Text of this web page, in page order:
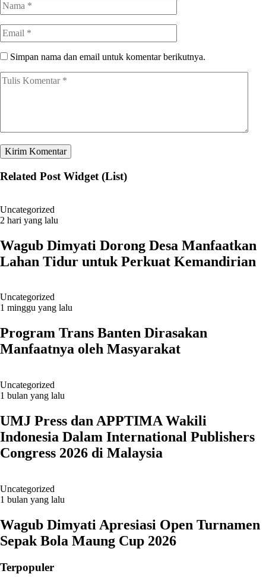
Simpan nama dan email untuk komentar berikutnya.
Related Post Widget (List)
Uncategorized
2 hari yang lalu
Wagub Dimyati Dorong Desa Manfaatkan
Lahan Tidur untuk Perkuat Kemandirian
Uncategorized
1 minggu yang lalu
Program Trans Banten Dirasakan
Manfaatnya oleh Masyarakat
Uncategorized
1 bulan yang lalu
UMJ Press dan APPTIMA Wakili
Indonesia Dalam International Publishers
Congress 2026 di Malaysia
Uncategorized
1 bulan yang lalu
Wagub Dimyati Apresiasi Open Turnamen
Sepak Bola Maung Cup 2026
Terpopuler